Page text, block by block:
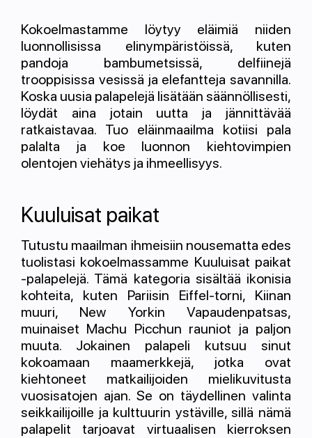
Kokoelmastamme löytyy eläimiä niiden
luonnollisissa elinympäristöissä, kuten
pandoja bambumetsissä, delfiinejä
trooppisissa vesissä ja elefantteja savannilla.
Koska uusia palapelejä lisätään säännöllisesti,
löydät aina jotain uutta ja jännittävää
ratkaistavaa. Tuo eläinmaailma kotiisi pala
palalta ja koe luonnon kiehtovimpien
olentojen viehätys ja ihmeellisyys.
Kuuluisat paikat
Tutustu maailman ihmeisiin nousematta edes
tuolistasi kokoelmassamme Kuuluisat paikat
-palapelejä. Tämä kategoria sisältää ikonisia
kohteita, kuten Pariisin Eiffel-torni, Kiinan
muuri, New Yorkin Vapaudenpatsas,
muinaiset Machu Picchun rauniot ja paljon
muuta. Jokainen palapeli kutsuu sinut
kokoamaan maamerkkejä, jotka ovat
kiehtoneet matkailijoiden mielikuvitusta
vuosisatojen ajan. Se on täydellinen valinta
seikkailijoille ja kulttuurin ystäville, sillä nämä
palapelit tarjoavat virtuaalisen kierroksen